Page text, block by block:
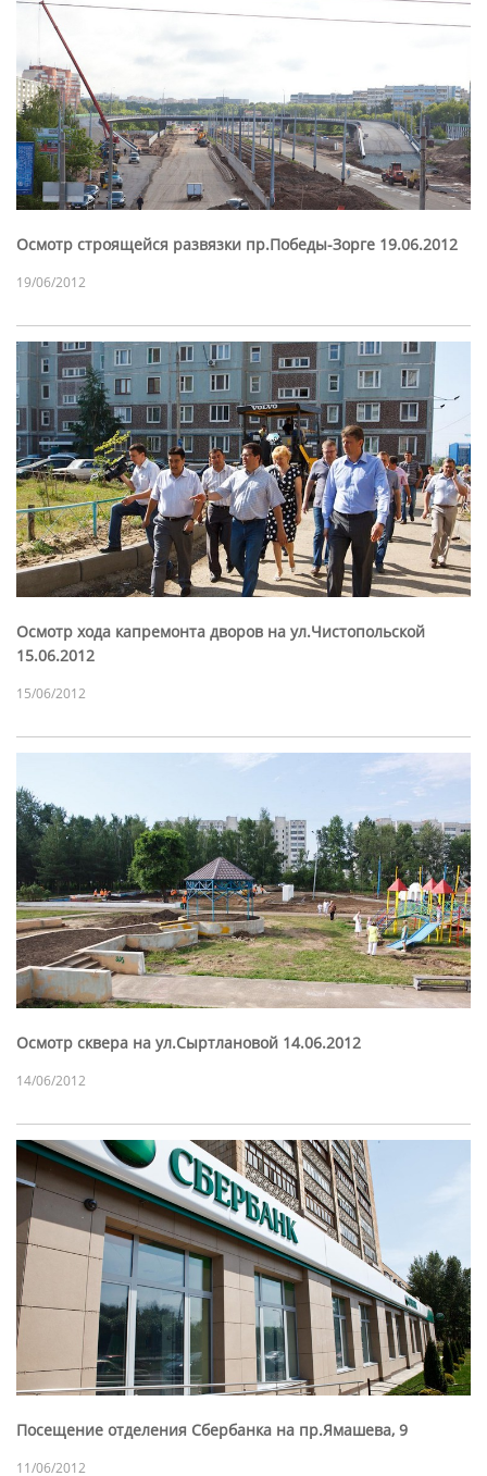
Осмотр строящейся развязки пр.Победы-Зорге 19.06.2012
19/06/2012
Осмотр хода капремонта дворов на ул.Чистопольской
15.06.2012
15/06/2012
Осмотр сквера на ул.Сыртлановой 14.06.2012
14/06/2012
Посещение отделения Сбербанка на пр.Ямашева, 9
11/06/2012